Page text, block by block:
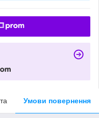
Умови повернення